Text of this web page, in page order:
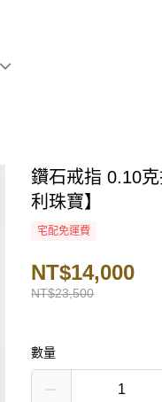
鑽石戒指 0.10
利珠寶】
宅配免運費
NT$23,500
NT$14,000
數量